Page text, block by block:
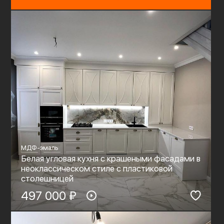
МДФ-эмаль
Белая угловая кухня с крашеными фасадами в
неоклассическом стиле с пластиковой
столешницей
497 000 ₽